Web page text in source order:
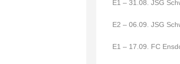
E1 – 31.08. JSG
E2 – 06.09. JSG
E1 – 17.09. FC